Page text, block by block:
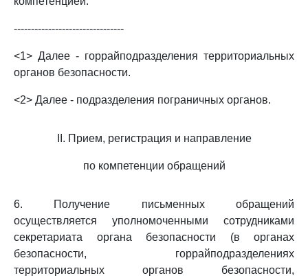
--------------------------------
<1> Далее - горрайподразделения территориальных
органов безопасности.
<2> Далее - подразделения пограничных органов.
II. Прием, регистрация и направление
по компетенции обращений
6. Получение письменных обращений
осуществляется уполномоченными сотрудниками
секретариата органа безопасности (в органах
безопасности, горрайподразделениях
территориальных органов безопасности,